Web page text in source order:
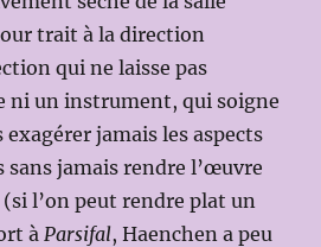
trait à la direction
qui ne laisse pas
ni un instrument, qui soigne
jamais les aspects
sans jamais rendre l’œuvre
l’on peut rendre plat un
à Parsifal, Haenchen a peu